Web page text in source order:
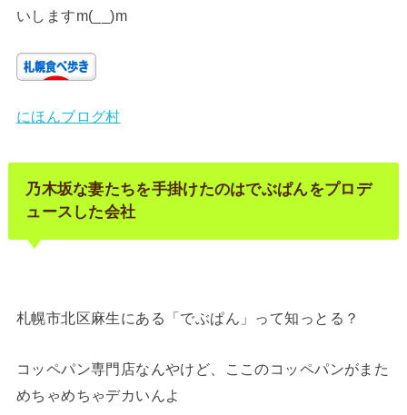
いしますm(__)m
にほんブログ村
乃木坂な妻たちを手掛けたのはでぶぱんをプロデ
ュースした会社
札幌市北区麻生にある「でぶぱん」って知っとる？
コッペパン専門店なんやけど、ここのコッペパンがまた
めちゃめちゃデカいんよ